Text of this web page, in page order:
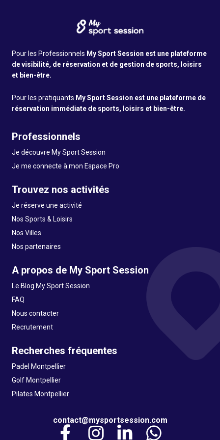
Pour les Professionnels My Sport Session est une plateforme
de visibilité, de réservation et de gestion de sports, loisirs
et bien-être.
Pour les pratiquants My Sport Session est une plateforme de
réservation immédiate de sports, loisirs et bien-être.
Professionnels
Je découvre My Sport Session
Je me connecte à mon Espace Pro
Trouvez nos activités
Je réserve une activité
Nos Sports & Loisirs
Nos Villes
Nos partenaires
A propos de My Sport Session
Le Blog My Sport Session
FAQ
Nous contacter
Recrutement
Recherches fréquentes
Padel Montpellier
Golf Montpellier
Pilates Montpellier
contact@mysportsession.com